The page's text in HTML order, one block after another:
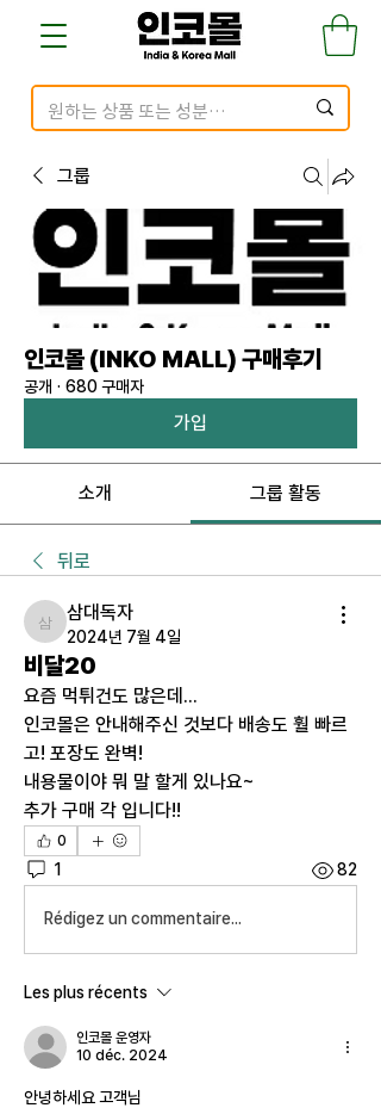
그룹
인코몰 (INKO MALL) 구매후기
공개 · 680 구매자
가입
소개 그룹 활동
뒤로
삼대독자
삼대독자
2024년 7월 4일
비달20
요즘 먹튀건도 많은데...
인코몰은 안내해주신 것보다 배송도 훨 빠르
고! 포장도 완벽!
내용물이야 뭐 말 할게 있나요~
추가 구매 각 입니다!!
0
1 82
Rédigez un commentaire...
Les plus récents
인코몰 운영자
10 déc. 2024
안녕하세요 고객님